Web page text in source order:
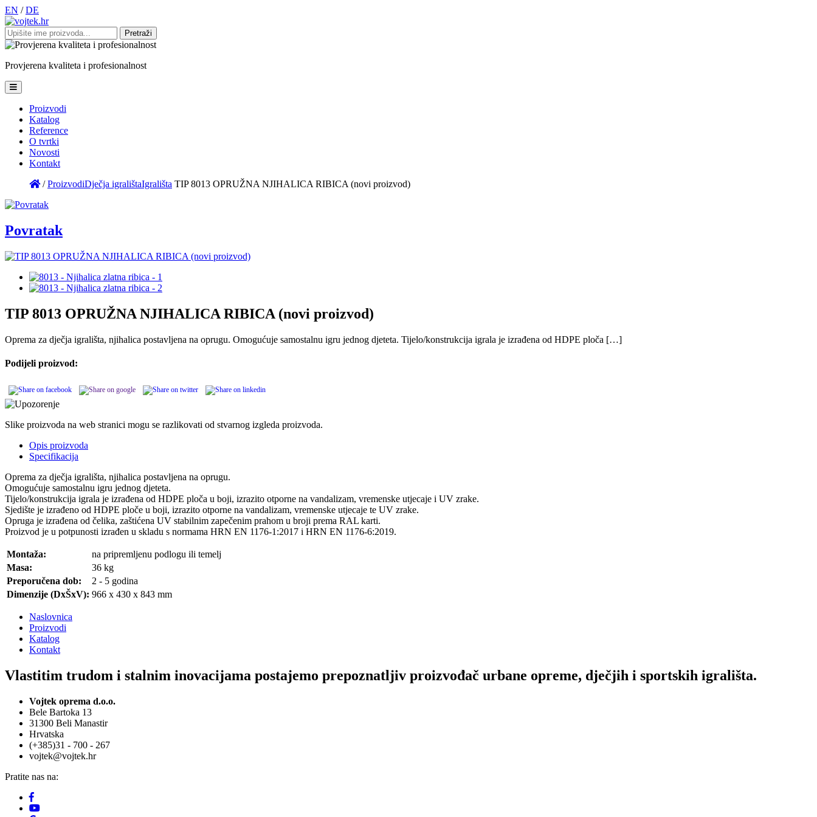
EN / DE
Pretraži:
Provjerena kvaliteta i profesionalnost
Proizvodi
Katalog
Reference
O tvrtki
Novosti
Kontakt
/ProizvodiDječja igralištaIgrališta TIP 8013 OPRUŽNA NJIHALICA RIBICA (novi proizvod)
Povratak
TIP 8013 OPRUŽNA NJIHALICA RIBICA (novi proizvod)
Oprema za dječja igrališta, njihalica postavljena na oprugu. Omogućuje samostalnu igru jednog djeteta. Tijelo/konstrukcija igrala je izrađena od HDPE ploča […]
Podijeli proizvod:
Slike proizvoda na web stranici mogu se razlikovati od stvarnog izgleda proizvoda.
Opis proizvoda
Specifikacija
Oprema za dječja igrališta, njihalica postavljena na oprugu.
Omogućuje samostalnu igru jednog djeteta.
Tijelo/konstrukcija igrala je izrađena od HDPE ploča u boji, izrazito otporne na vandalizam, vremenske utjecaje i UV zrake.
Sjedište je izrađeno od HDPE ploče u boji, izrazito otporne na vandalizam, vremenske utjecaje te UV zrake.
Opruga je izrađena od čelika, zaštićena UV stabilnim zapečenim prahom u broji prema RAL karti.
Proizvod je u potpunosti izrađen u skladu s normama HRN EN 1176-1:2017 i HRN EN 1176-6:2019.
Montaža:
na pripremljenu podlogu ili temelj
Masa:
36 kg
Preporučena dob:
2 - 5 godina
Dimenzije (DxŠxV): 966 x 430 x 843 mm
Naslovnica
Proizvodi
Katalog
Kontakt
Vlastitim trudom i stalnim inovacijama postajemo prepoznatljiv proizvođač urbane opreme, dječjih i sportskih igrališta.
Vojtek oprema d.o.o.
Bele Bartoka 13
31300 Beli Manastir
Hrvatska
(+385)31 - 700 - 267
vojtek@vojtek.hr
Pratite nas na: